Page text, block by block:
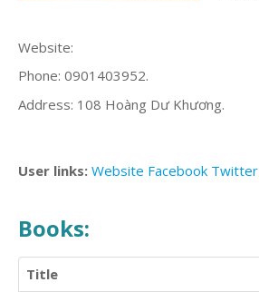
Website:
Phone: 0901403952.
Address: 108 Hoàng Dư Khương.
User links: Website Facebook Twitter
Books:
Title